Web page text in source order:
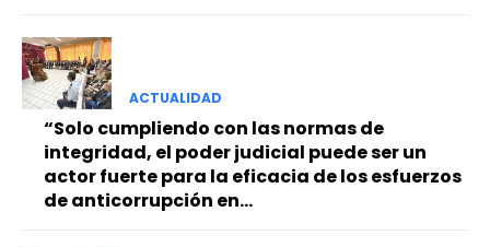
ACTUALIDAD
“Solo cumpliendo con las normas de
integridad, el poder judicial puede ser un
actor fuerte para la eficacia de los esfuerzos
de anticorrupción en...